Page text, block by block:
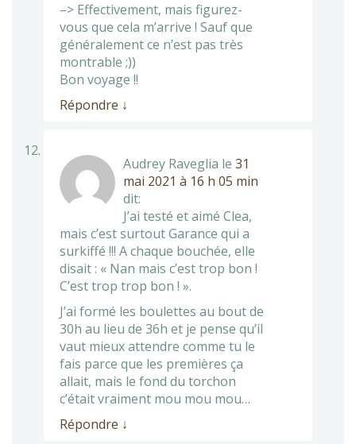
–> Effectivement, mais figurez-
vous que cela m’arrive ! Sauf que
généralement ce n’est pas très
montrable ;))
Bon voyage !!
Répondre ↓
Audrey Raveglia le 31
mai 2021 à 16 h 05 min
dit:
J’ai testé et aimé Clea,
mais c’est surtout Garance qui a
surkiffé !!! A chaque bouchée, elle
disait : « Nan mais c’est trop bon !
C’est trop trop bon ! ».
J’ai formé les boulettes au bout de
30h au lieu de 36h et je pense qu’il
vaut mieux attendre comme tu le
fais parce que les premières ça
allait, mais le fond du torchon
c’était vraiment mou mou mou…
Répondre ↓